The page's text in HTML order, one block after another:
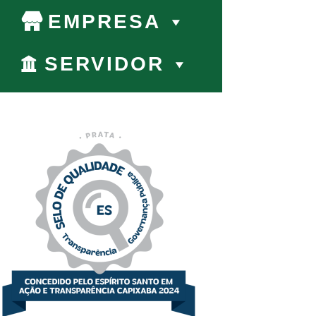
EMPRESA
SERVIDOR